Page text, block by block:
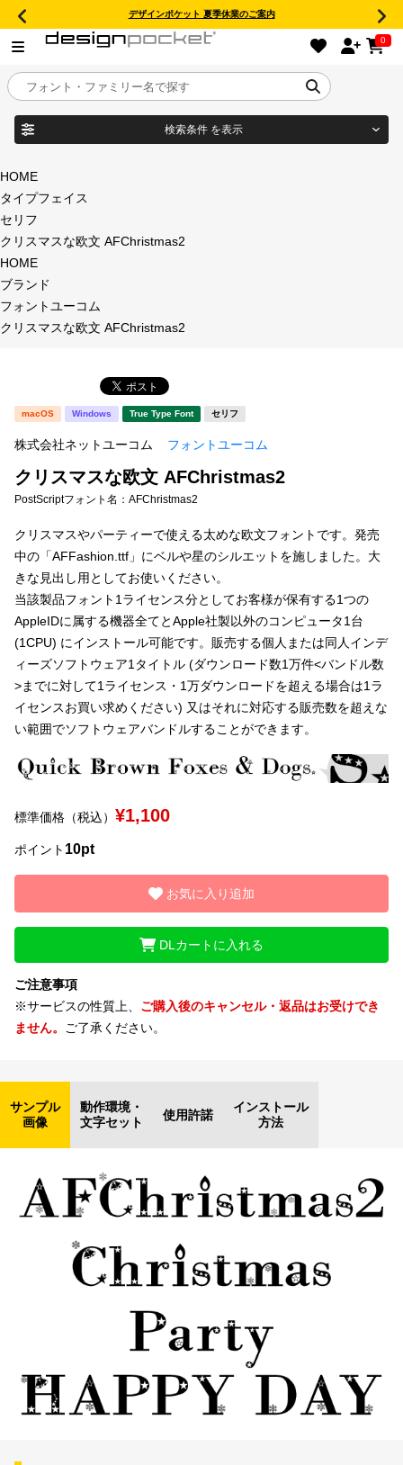
デザインポケット 夏季休業のご案内
0
目的別フォントガイド
特集
年間ライセンス商品
新着一覧
カート
マイページ
お気に入り
ご利用ガイド
よくあるご質問
検索条件 を表示
商品名
フォント形式
タイプフェイス
明朝体
宋朝体
教科書体 行書体
草書体 勘亭流
江戸文字 デザイン毛筆
すべてを表示
太さ・ウェイト
セット or 単体
文字種類
価格帯
リセット 検索
HOME
タイプフェイス
セリフ
クリスマスな欧文 AFChristmas2
HOME
ブランド
フォントユーコム
クリスマスな欧文 AFChristmas2
macOS Windows True Type Font セリフ
株式会社ネットユーコム フォントユーコム
クリスマスな欧文 AFChristmas2
PostScriptフォント名： AFChristmas2
クリスマスやパーティーで使える太めな欧文フォントです。発売
中の「AFFashion.ttf」にベルや星のシルエットを施しました。大
きな見出し用としてお使いください。
当該製品フォント1ライセンス分としてお客様が保有する1つの
AppleIDに属する機器全てとApple社製以外のコンピュータ1台
(1CPU) にインストール可能です。販売する個人または同人インデ
ィーズソフトウェア1タイトル (ダウンロード数1万件<バンドル数
>までに対して1ライセンス・1万ダウンロードを超える場合は1ラ
イセンスお買い求めください) 又はそれに対応する販売数を超えな
い範囲でソフトウェアバンドルすることができます。
標準価格（税込） ¥1,100
ポイント 10pt
お気に入り追加
DLカートに入れる
ご注意事項
※サービスの性質上、 ご購入後のキャンセル・返品はお受けでき
ません。 ご了承ください。
サンプル
画像
動作環境・
文字セット
使用許諾
インストール
方法